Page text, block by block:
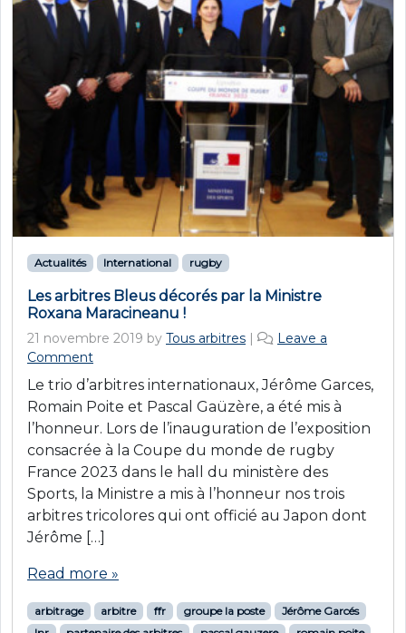
Actualités International rugby
Les arbitres Bleus décorés par la Ministre
Roxana Maracineanu !
21 novembre 2019 by Tous arbitres |
Leave a
Comment
Le trio d’arbitres internationaux, Jérôme Garces,
Romain Poite et Pascal Gaüzère, a été mis à
l’honneur. Lors de l’inauguration de l’exposition
consacrée à la Coupe du monde de rugby
France 2023 dans le hall du ministère des
Sports, la Ministre a mis à l’honneur nos trois
arbitres tricolores qui ont officié au Japon dont
Jérôme […]
Read more »
arbitrage arbitre ffr groupe la poste
Jérôme Garcés